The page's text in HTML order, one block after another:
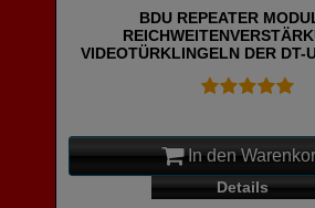
BDU REPEATER
VIDEOTÜRKLINGELN DER DT-
In den
Details